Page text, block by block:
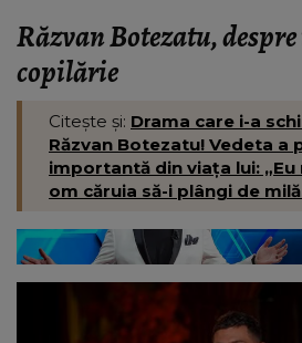
Răzvan Botezatu,
copilărie
Citește și: Drama care i-a
Răzvan Botezatu! Vedeta a
importantă din viața lui:
om căruia să-i plângi de